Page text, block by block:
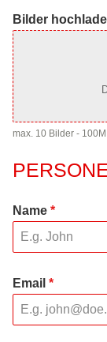
Bilder
max. 10 Bilder -
Name *
Email *